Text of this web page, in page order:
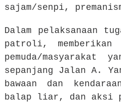
sajam/senpi,
Dalam pelaksanaan
patroli, memberikan
pemuda/masyarakat
sepanjang Jalan A.
bawaan dan
balap liar, dan aksi